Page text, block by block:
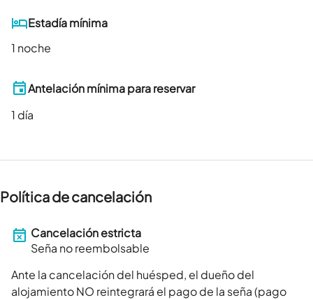
Estadía mínima
1 noche
Antelación mínima para reservar
1 día
Política de cancelación
Cancelación estricta
Seña no reembolsable
Ante la cancelación del huésped, el dueño del
alojamiento NO reintegrará el pago de la seña (pago